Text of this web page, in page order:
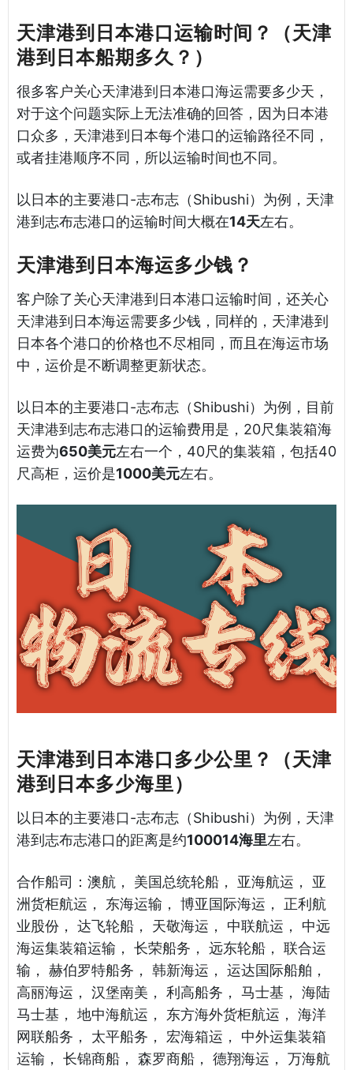
天津港到日本港口运输时间？（天津
港到日本船期多久？）
很多客户关心天津港到日本港口海运需要多少天，
对于这个问题实际上无法准确的回答，因为日本港
口众多，天津港到日本每个港口的运输路径不同，
或者挂港顺序不同，所以运输时间也不同。
以日本的主要港口-志布志（Shibushi）为例，天津
港到志布志港口的运输时间大概在14天左右。
天津港到日本海运多少钱？
客户除了关心天津港到日本港口运输时间，还关心
天津港到日本海运需要多少钱，同样的，天津港到
日本各个港口的价格也不尽相同，而且在海运市场
中，运价是不断调整更新状态。
以日本的主要港口-志布志（Shibushi）为例，目前
天津港到志布志港口的运输费用是，20尺集装箱海
运费为650美元左右一个，40尺的集装箱，包括40
尺高柜，运价是1000美元左右。
天津港到日本港口多少公里？（天津
港到日本多少海里）
以日本的主要港口-志布志（Shibushi）为例，天津
港到志布志港口的距离是约100014海里左右。
合作船司：澳航， 美国总统轮船， 亚海航运， 亚
洲货柜航运， 东海运输， 博亚国际海运， 正利航
业股份， 达飞轮船， 天敬海运， 中联航运， 中远
海运集装箱运输， 长荣船务， 远东轮船， 联合运
输， 赫伯罗特船务， 韩新海运， 运达国际船舶，
高丽海运， 汉堡南美， 利高船务， 马士基， 海陆
马士基， 地中海航运， 东方海外货柜航运， 海洋
网联船务， 太平船务， 宏海箱运， 中外运集装箱
运输， 长锦商船， 森罗商船， 德翔海运， 万海航